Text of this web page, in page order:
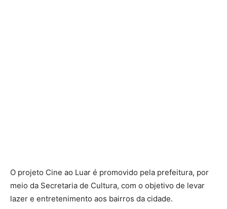
O projeto Cine ao Luar é promovido pela prefeitura, por
meio da Secretaria de Cultura, com o objetivo de levar
lazer e entretenimento aos bairros da cidade.